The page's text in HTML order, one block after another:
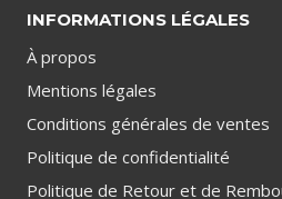
INFORMATIONS LÉGALES
À propos
Mentions légales
Conditions générales de ventes
Politique de confidentialité
Politique de Retour et de